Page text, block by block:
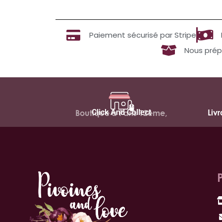
Paiement sécurisé par Stripe
Nous
Click And Collect
Boutique à Paris 12ème,